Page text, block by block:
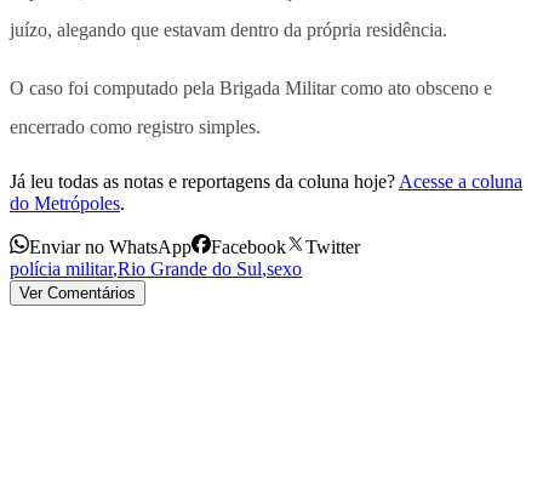
juízo, alegando que estavam dentro da própria residência.
O caso foi computado pela Brigada Militar como ato obsceno e
encerrado como registro simples.
Já leu todas as notas e reportagens da coluna hoje? Acesse a coluna
do Metrópoles.
Enviar no WhatsApp Facebook
Twitter
polícia militar,Rio Grande do Sul,sexo
Ver Comentários